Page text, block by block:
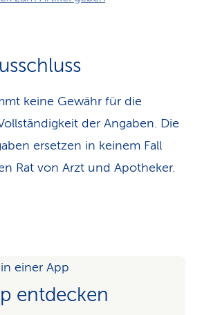
keine Gewähr für die
der Angaben. Die
ersetzen in keinem Fall
Rat von Arzt und Apotheker.
einer App
entdecken